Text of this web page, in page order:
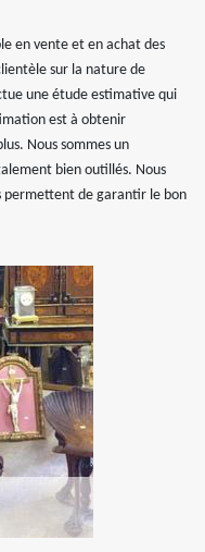
en vente et en achat des
sur la nature de
une étude estimative qui
est à obtenir
Nous sommes un
bien outillés. Nous
permettent de garantir le bon